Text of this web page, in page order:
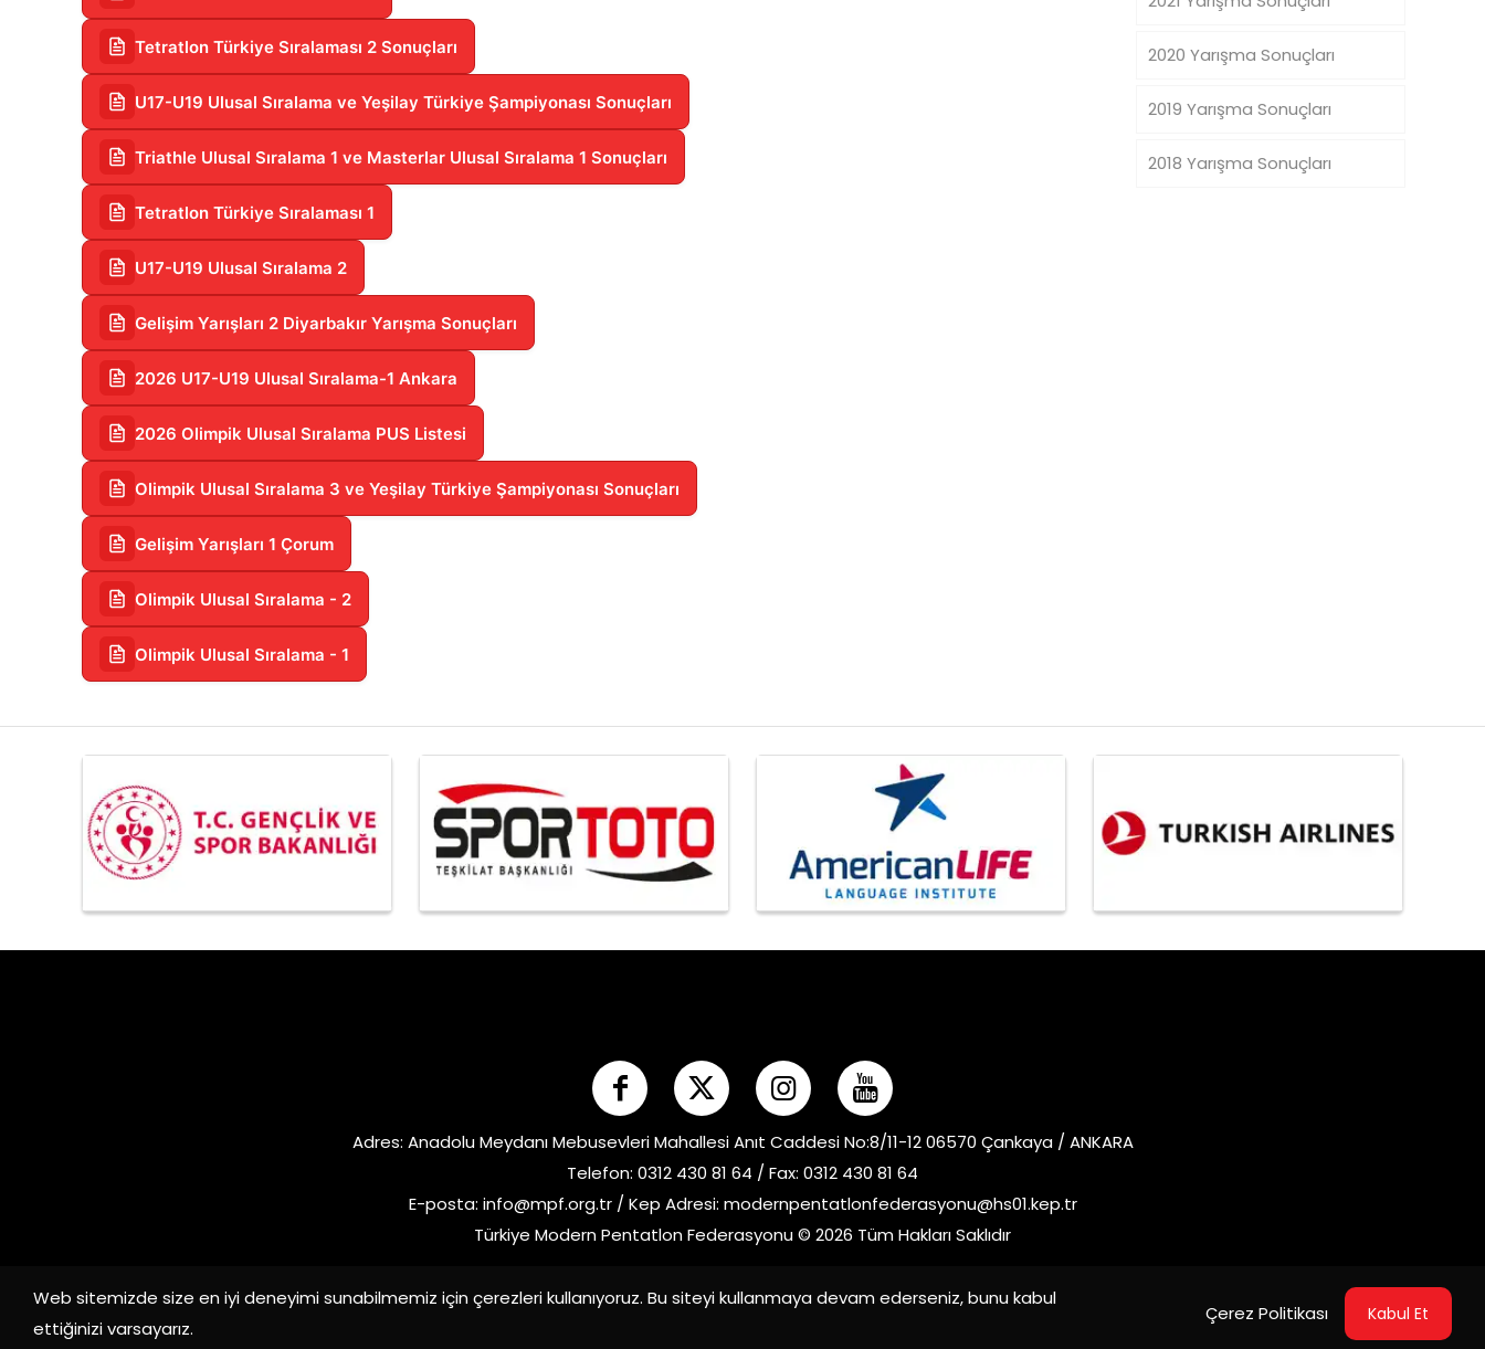
Tetratlon Türkiye Sıralaması 2 Sonuçları
U17-U19 Ulusal Sıralama ve Yeşilay Türkiye Şampiyonası Sonuçları
Triathle Ulusal Sıralama 1 ve Masterlar Ulusal Sıralama 1 Sonuçları
Tetratlon Türkiye Sıralaması 1
U17-U19 Ulusal Sıralama 2
Gelişim Yarışları 2 Diyarbakır Yarışma Sonuçları
2026 U17-U19 Ulusal Sıralama-1 Ankara
2026 Olimpik Ulusal Sıralama PUS Listesi
Olimpik Ulusal Sıralama 3 ve Yeşilay Türkiye Şampiyonası Sonuçları
Gelişim Yarışları 1 Çorum
Olimpik Ulusal Sıralama - 2
Olimpik Ulusal Sıralama - 1
2020 Yarışma Sonuçları
2019 Yarışma Sonuçları
2018 Yarışma Sonuçları
Adres: Anadolu Meydanı Mebusevleri Mahallesi Anıt Caddesi No:8/11-12 06570 Çankaya / ANKARA
Telefon: 0312 430 81 64 / Fax: 0312 430 81 64
E-posta: info@mpf.org.tr/ Kep Adresi: modernpentatlonfederasyonu@hs01.kep.tr
Türkiye Modern Pentatlon Federasyonu © 2026 Tüm Hakları Saklıdır
Web sitemizde size en iyi deneyimi sunabilmemiz için çerezleri kullanıyoruz. Bu siteyi kullanmaya devam ederseniz, bunu kabul
ettiğinizi varsayarız.
Çerez Politikası Kabul Et